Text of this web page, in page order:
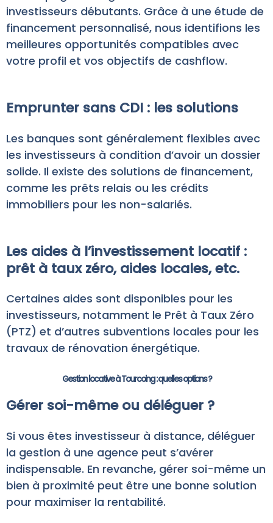
investisseurs débutants. Grâce à une étude de
financement personnalisé, nous identifions les
meilleures opportunités compatibles avec
votre profil et vos objectifs de cashflow.
Emprunter sans CDI : les solutions
Les banques sont généralement flexibles avec
les investisseurs à condition d’avoir un dossier
solide. Il existe des solutions de financement,
comme les prêts relais ou les crédits
immobiliers pour les non-salariés.
Les aides à l’investissement locatif :
prêt à taux zéro, aides locales, etc.
Certaines aides sont disponibles pour les
investisseurs, notamment le Prêt à Taux Zéro
(PTZ) et d’autres subventions locales pour les
travaux de rénovation énergétique.
Gestion locative à Tourcoing : quelles options ?
Gérer soi-même ou déléguer ?
Si vous êtes investisseur à distance, déléguer
la gestion à une agence peut s’avérer
indispensable. En revanche, gérer soi-même un
bien à proximité peut être une bonne solution
pour maximiser la rentabilité.